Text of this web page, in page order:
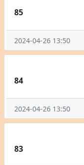
85
2024-04-26 13:50
84
2024-04-26 13:50
83